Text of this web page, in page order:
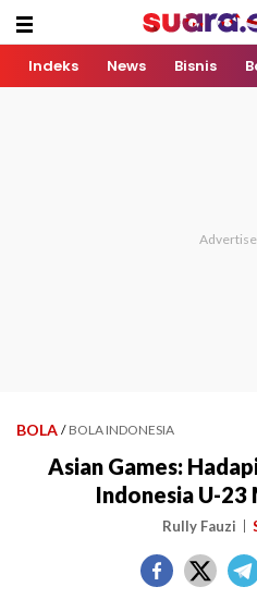
Indeks News Bisnis
BOLA / BOLA INDONESIA
Asian Games:
Indonesia U-23
Rully Fauzi